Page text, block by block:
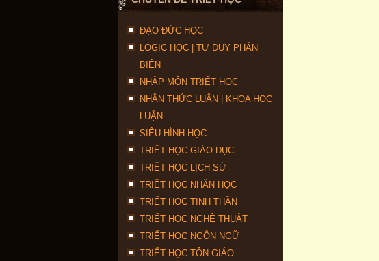
ĐẠO ĐỨC HỌC
LOGIC HỌC | TƯ DUY PHẢN
BIỆN
NHẬP MÔN TRIẾT HỌC
NHẬN THỨC LUẬN | KHOA HỌC
LUẬN
SIÊU HÌNH HỌC
TRIẾT HỌC GIÁO DỤC
TRIẾT HỌC LỊCH SỬ
TRIẾT HỌC NHÂN HỌC
TRIẾT HỌC TINH THẦN
TRIẾT HỌC NGHỆ THUẬT
TRIẾT HỌC NGÔN NGỮ
TRIẾT HỌC TÔN GIÁO